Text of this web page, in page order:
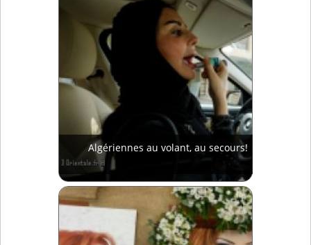
Algériennes au volant, au secours!